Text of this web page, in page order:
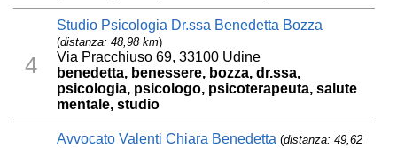
4
Studio Psicologia Dr.ssa Benedetta Bozza
(distanza: 48,98 km)
Via Pracchiuso 69, 33100 Udine
benedetta, benessere, bozza, dr.ssa,
psicologia, psicologo, psicoterapeuta, salute
mentale, studio
Avvocato Valenti Chiara Benedetta (distanza: 49,62